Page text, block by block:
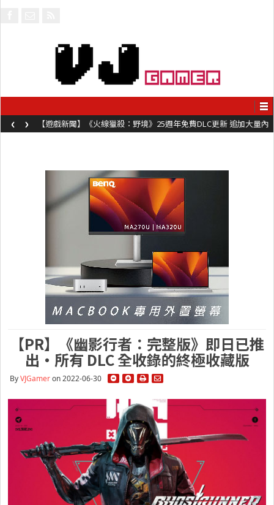
【遊戲新聞】《火線獵殺：野境》25週年免費DLC更新 追加大量內
容同時系舊作限時超平價折扣
‹ ›
【PR】《幽影行者：完整版》即日已推
出・所有 DLC 全收錄的終極收藏版
ByVJGameron 2022-06-30